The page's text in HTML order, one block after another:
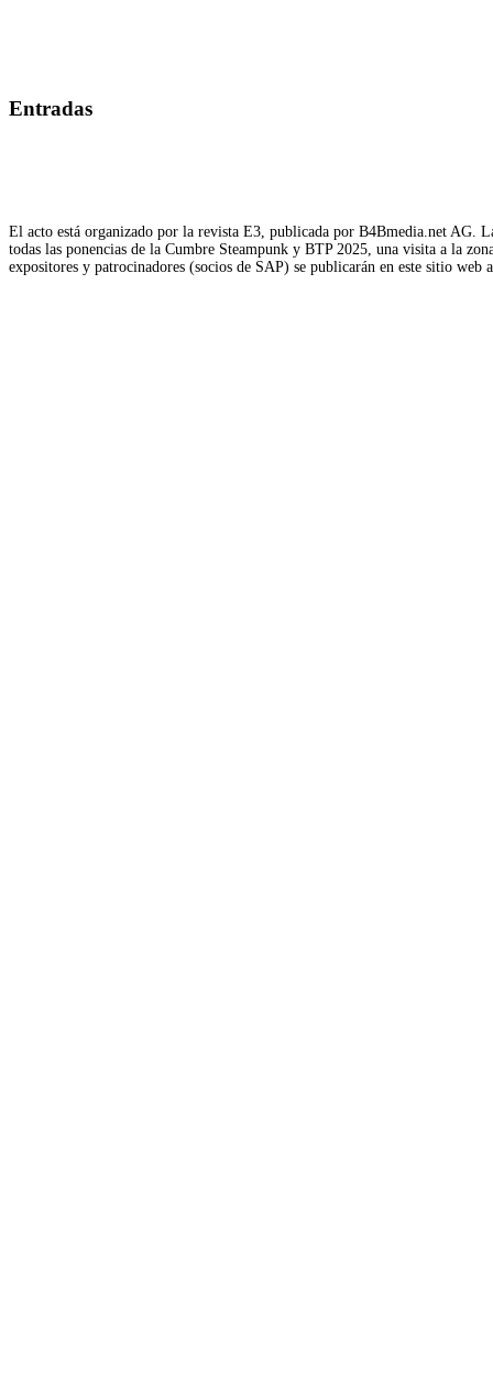
Entradas
El acto está organizado por la revista E3, publicada por B4Bmedia.net AG.
todas las ponencias de la Cumbre Steampunk y BTP 2025, una visita a la
expositores y patrocinadores (socios de SAP) se publicarán en este sitio web